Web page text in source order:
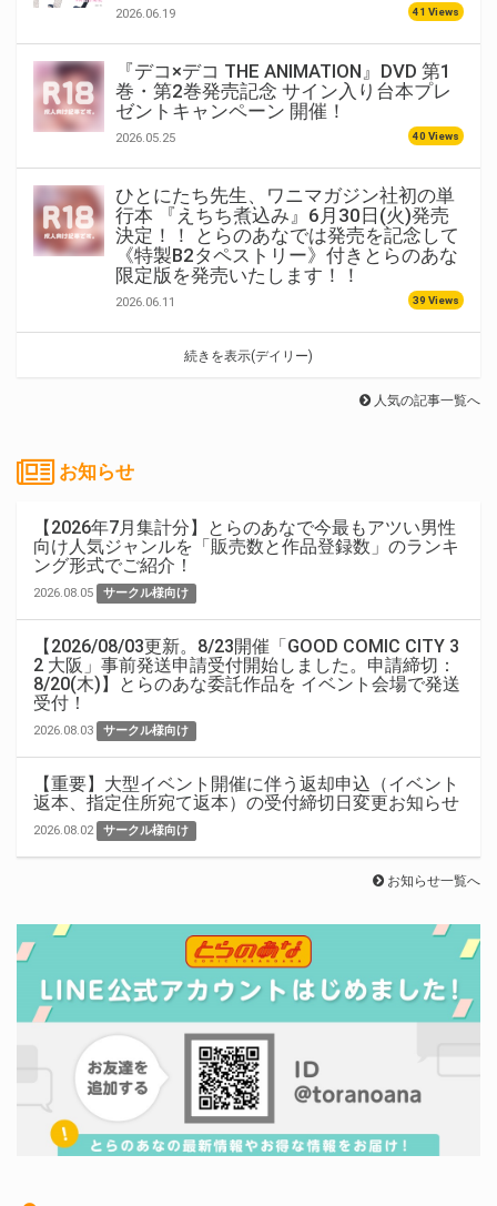
2026.06.19 41 Views
『デコ×デコ THE ANIMATION』DVD 第1
巻・第2巻発売記念 サイン入り台本プレ
ゼントキャンペーン 開催！
2026.05.25 40 Views
ひとにたち先生、ワニマガジン社初の単
行本 『えちち煮込み』6月30日(火)発売
決定！！ とらのあなでは発売を記念して
《特製B2タペストリー》付きとらのあな
限定版を発売いたします！！
2026.06.11 39 Views
続きを表示(デイリー)
人気の記事一覧へ
お知らせ
【2026年7月集計分】とらのあなで今最もアツい男性
向け人気ジャンルを「販売数と作品登録数」のランキ
ング形式でご紹介！
2026.08.05 サークル様向け
【2026/08/03更新。8/23開催「GOOD COMIC CITY 3
2 大阪」事前発送申請受付開始しました。申請締切：
8/20(木)】とらのあな委託作品を イベント会場で発送
受付！
2026.08.03 サークル様向け
【重要】大型イベント開催に伴う返却申込（イベント
返本、指定住所宛て返本）の受付締切日変更お知らせ
2026.08.02 サークル様向け
お知らせ一覧へ